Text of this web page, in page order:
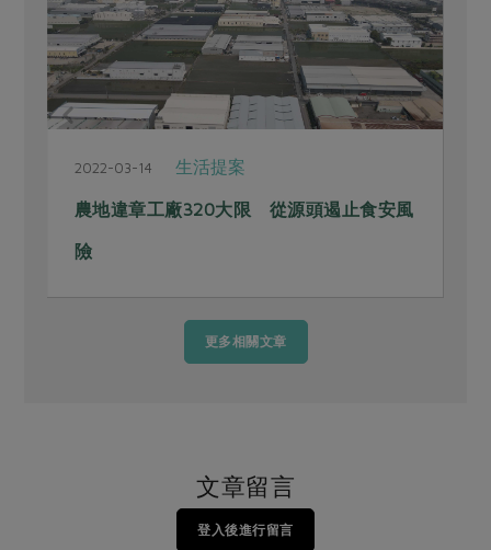
2022-03-14 生活提案
農地違章工廠320大限 從源頭遏止食安風
險
更多相關文章
文章留言
登入後進行留言